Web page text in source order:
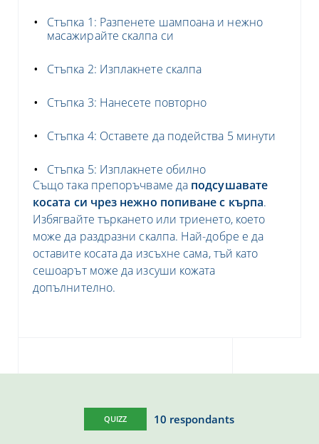
Стъпка 1: Разпенете шампоана и нежно
масажирайте скалпа си
Стъпка 2: Изплакнете скалпа
Стъпка 3: Нанесете повторно
Стъпка 4: Оставете да подейства 5 минути
Стъпка 5: Изплакнете обилно
Също така препоръчваме да подсушавате
косата си чрез нежно попиване с кърпа.
Избягвайте търкането или триенето, което
може да раздразни скалпа. Най-добре е да
оставите косата да изсъхне сама, тъй като
сешоарът може да изсуши кожата
допълнително.
QUIZZ 10 respondants